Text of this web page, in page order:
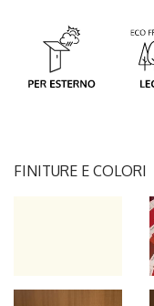
FINITURE E COLORI